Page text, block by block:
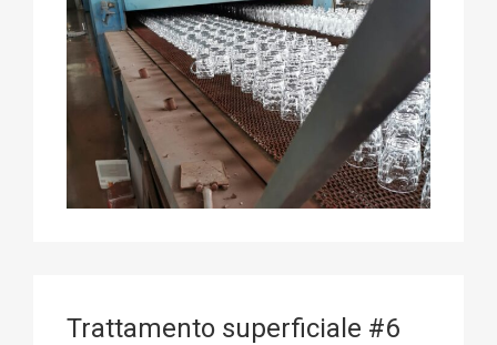
Trattamento superficiale #6